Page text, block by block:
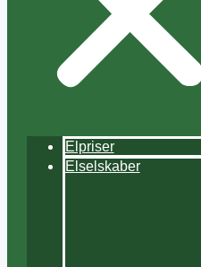
Elpriser
Elselskaber